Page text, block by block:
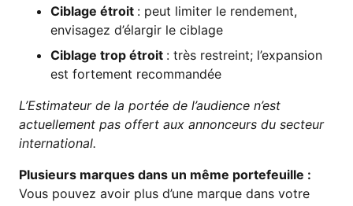
Ciblage étroit : peut limiter le rendement,
envisagez d’élargir le ciblage
Ciblage trop étroit : très restreint; l’expansion
est fortement recommandée
L’Estimateur de la portée de l’audience n’est
actuellement pas offert aux annonceurs du secteur
international.
Plusieurs marques dans un même portefeuille :
Vous pouvez avoir plus d’une marque dans votre